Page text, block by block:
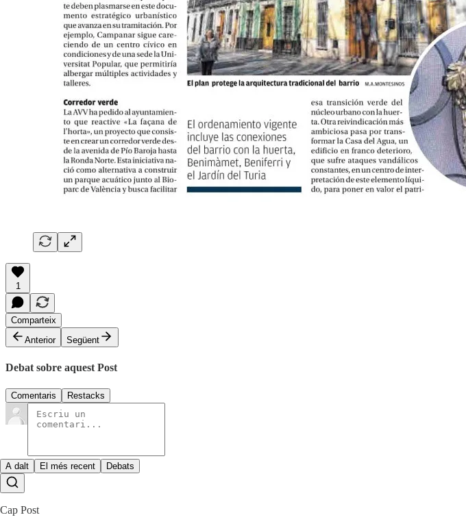
1
Comparteix
Anterior
Següent
Debat sobre aquest Post
Comentaris Restacks
A dalt El més recent Debats
Cap Post